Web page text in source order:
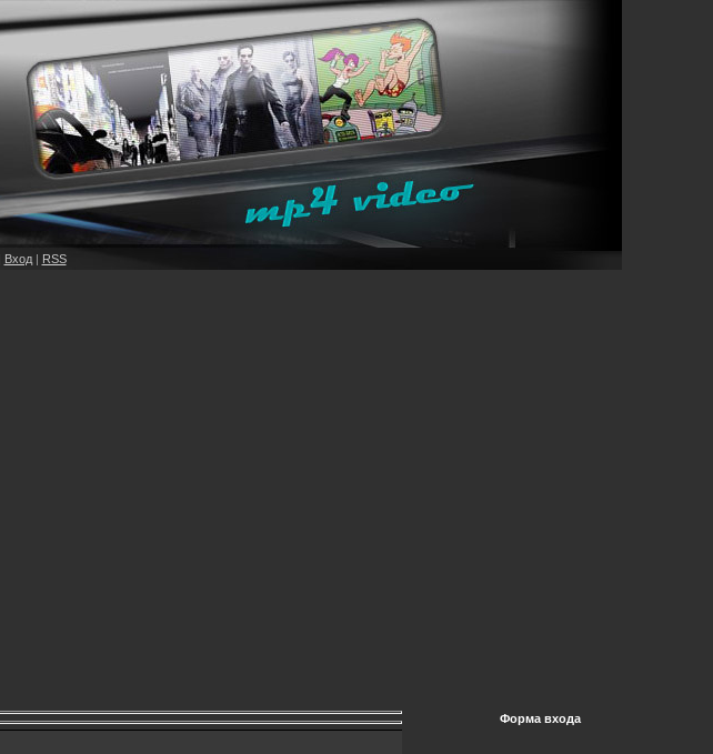
Вход| RSS
Форма входа